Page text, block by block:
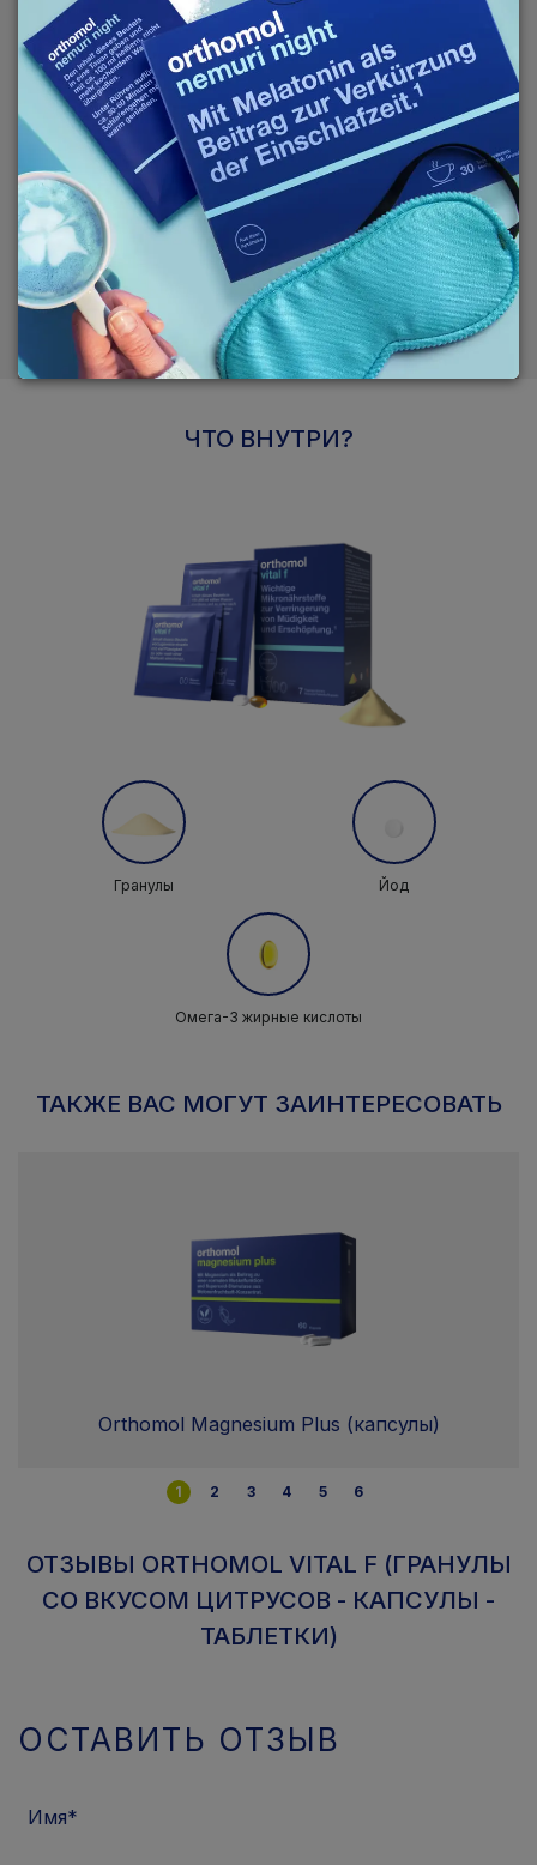
СОСТАВ
FAQ
ДОСТАВКА
ОПЛАТА
ЧТО ВНУТРИ?
Гранулы Йод
Омега-3 жирные кислоты
ТАКЖЕ ВАС МОГУТ ЗАИНТЕРЕСОВАТЬ
Orthomol Magnesium Plus (капсулы)
1 2 3 4 5 6
ОТЗЫВЫ ORTHOMOL VITAL F (ГРАНУЛЫ
СО ВКУСОМ ЦИТРУСОВ - КАПСУЛЫ -
ТАБЛЕТКИ)
ОСТАВИТЬ ОТЗЫВ
Имя